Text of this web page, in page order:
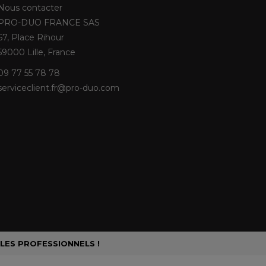
contacter
DUO FRANCE SAS
Place Rihour
Lille, France
77 55 78 78
duo.com
PROFESSIONNELS !